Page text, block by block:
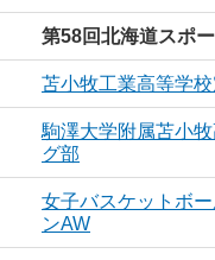
第58回北海道スポ
苫小牧工業高等学
駒澤大学附属苫小
グ部
女子バスケットボ
ンAW